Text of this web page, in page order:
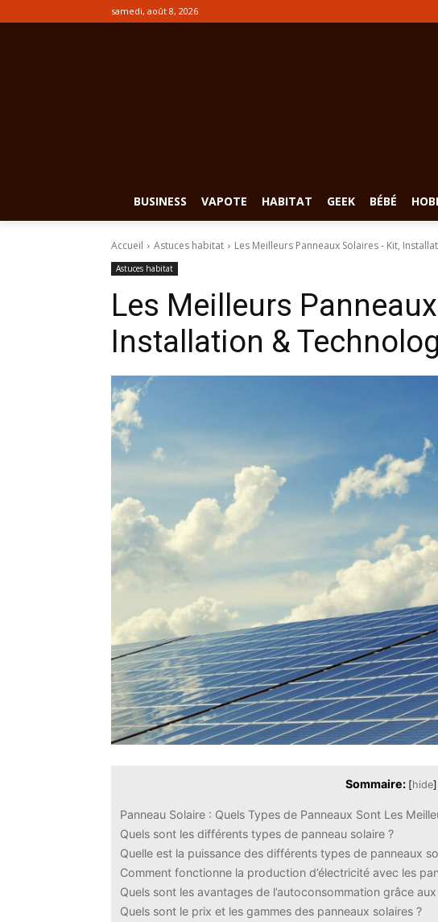
samedi, août 8, 2026
BUSINESS VAPOTE HABITAT GEEK BÉBÉ
Accueil Astuces habitat Les Meilleurs Panneaux Solaires - Kit,
Astuces habitat
Les Meilleurs
Installation &
Sommaire: [hide]
Panneau Solaire : Quels Types de Panneaux Sont Les
Quels sont les différents types de panneau solaire ?
Quelle est la puissance des différents types de panneaux
Comment fonctionne la production d’électricité avec les
Quels sont les avantages de l’autoconsommation grâce
Quels sont le prix et les gammes des panneaux solaires ?